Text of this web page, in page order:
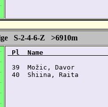
S-2-4-6-Z >6910m
Pl  Name
39  Možic, Davor
40  Shiina, Raita